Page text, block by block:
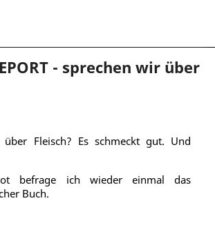
- sprechen wir über
Fleisch? Es schmeckt gut. Und
befrage ich wieder einmal das
Buch.